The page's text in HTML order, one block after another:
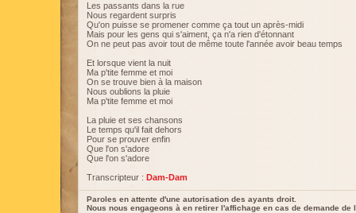
Les passants dans la rue
Nous regardent surpris
Qu'on puisse se promener comme ça tout un après-midi
Mais pour les gens qui s'aiment, ça n'a rien d'étonnant
On ne peut pas avoir tout de même toute l'année avoir beau temps
Et lorsque vient la nuit
Ma p'tite femme et moi
On se trouve bien à la maison
Nous oublions la pluie
Ma p'tite femme et moi
La pluie et ses chansons
Le temps qu'il fait dehors
Pour se prouver enfin
Que l'on s'adore
Que l'on s'adore
Transcripteur : Dam-Dam
Paroles en attente d'une autorisation des ayants droit.
Nous nous engageons à en retirer l'affichage en cas de demande de